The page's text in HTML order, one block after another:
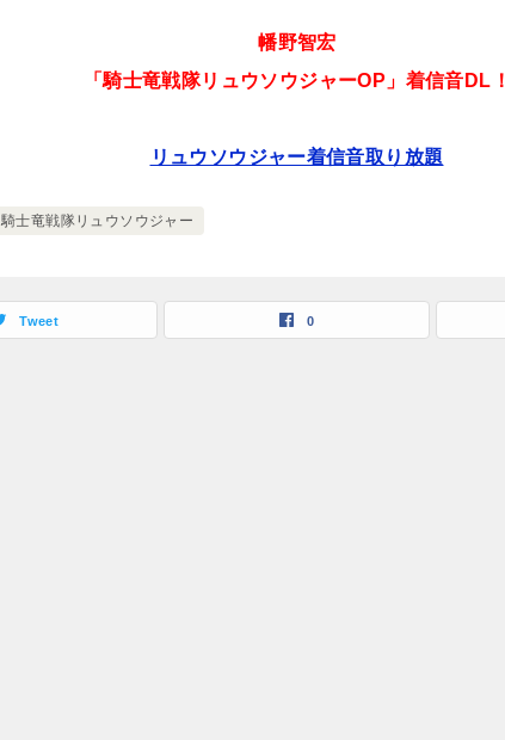
幡野智宏
「騎士竜戦隊リュウソウジャーOP」着信音DL！
リュウソウジャー着信音取り放題
騎士竜戦隊リュウソウジャー
Tweet 0